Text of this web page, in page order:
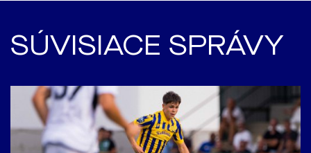
SÚVISIACE SPRÁVY